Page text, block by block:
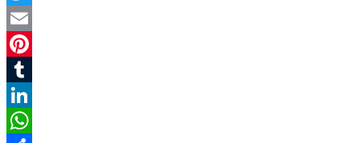
Twitter
Email
Pinterest
Tumblr
LinkedIn